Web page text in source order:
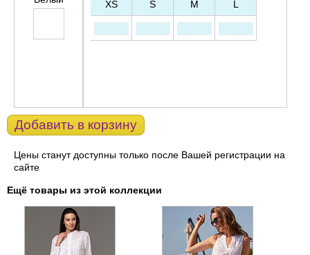
XS S M L
Добавить в корзину
Цены станут доступны только после Вашей регистрации на
сайте
Ещё товары из этой коллекции